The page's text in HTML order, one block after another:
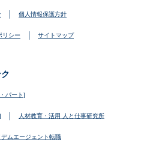
個人情報保護方針
リシー サイトマップ
パート]
人材教育・活用 人と仕事研究所
デムエージェント転職